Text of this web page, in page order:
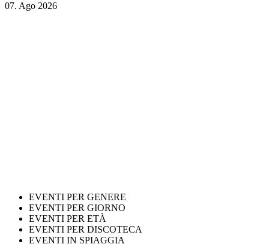
07. Ago 2026
EVENTI PER GENERE
EVENTI PER GIORNO
EVENTI PER ETÀ
EVENTI PER DISCOTECA
EVENTI IN SPIAGGIA